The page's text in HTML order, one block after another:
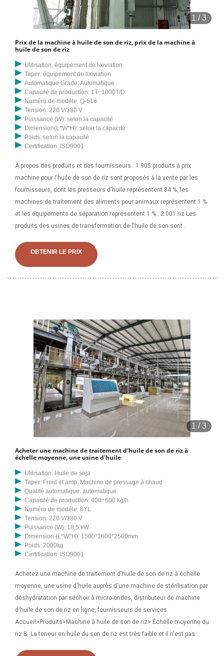
1 /3
Prix de la machine à huile de son de riz, prix de la machine à
huile de son de riz
Utilisation: équipement de lixiviation
Taper: équipement de lixiviation
Automatique Grade: Automatique
Capacité de production: 1T~1000T/D
Numéro de modèle: Q-516
Tension: 220 V/380 V
Puissance (W): selon la capacité
Dimension(L*W*H): selon la capacité
Poids: selon la capacité
Certification: ISO9001
À propos des produits et des fournisseurs : 1 905 produits à prix
machine pour l'huile de son de riz sont proposés à la vente par les
fournisseurs, dont les presseurs d'huile représentent 84 %, les
machines de traitement des aliments pour animaux représentent 1 %
et les équipements de séparation représentent 1 %.. 2 001 riz Les
produits des usines de transformation de l'huile de son sont
machines de transformation des aliments pour animaux représentent
3 %, les autres machines de transformation des aliments
OBTENIR LE PRIX
1 /3
Acheter une machine de traitement d'huile de son de riz à
échelle moyenne, une usine d'huile
Utilisation: Huile de soja
Taper: Froid et amp; Machine de pressage à chaud
Qualité automatique: automatique
Capacité de production: 400~600 kg/h
Numéro de modèle: 6YL
Tension: 220 V/380 V
Puissance (W): 18,5 kW
Dimension (L*W*H): 1500*1600*2500mm
Poids: 2000kg
Certification: ISO9001
Achetez une machine de traitement d'huile de son de riz à échelle
moyenne, une usine d'huile auprès d'une machine de stérilisation par
déshydratation par séchoir à micro-ondes, distributeur de machine
d'huile de son de riz en ligne, fournisseurs de services.
Accueil>Produits>Machine à huile de son de riz> Échelle moyenne du
riz B. La teneur en huile du son de riz est très faible et il n'est pas